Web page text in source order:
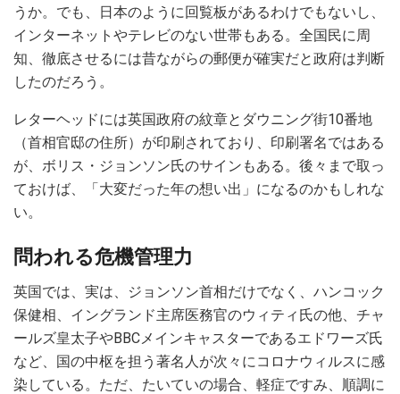
うか。でも、日本のように回覧板があるわけでもないし、
インターネットやテレビのない世帯もある。全国民に周
知、徹底させるには昔ながらの郵便が確実だと政府は判断
したのだろう。
レターヘッドには英国政府の紋章とダウニング街10番地
（首相官邸の住所）が印刷されており、印刷署名ではある
が、ボリス・ジョンソン氏のサインもある。後々まで取っ
ておけば、「大変だった年の想い出」になるのかもしれな
い。
問われる危機管理力
英国では、実は、ジョンソン首相だけでなく、ハンコック
保健相、イングランド主席医務官のウィティ氏の他、チャ
ールズ皇太子やBBCメインキャスターであるエドワーズ氏
など、国の中枢を担う著名人が次々にコロナウィルスに感
染している。ただ、たいていの場合、軽症ですみ、順調に